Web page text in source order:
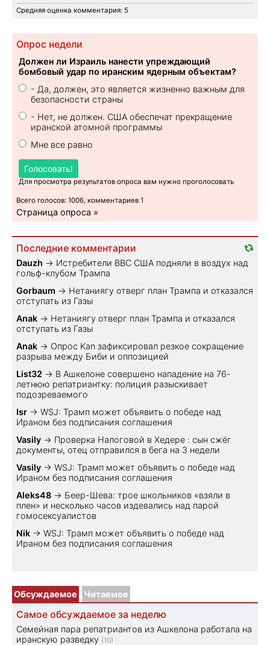
Средняя оценка комментария: 5
Опрос недели
Должен ли Израиль нанести упреждающий
бомбовый удар по иранским ядерным объектам?
- Да, должен, это является жизненно важным для
безопасности страны
- Нет, не должен. США обеспечат прекращение
иранской атомной программы
Мне все равно
Голосовать!
Для просмотра результатов опроса вам нужно проголосовать
Всего голосов: 1006, комментариев 1
Страница опроса »
Последние комментарии
Dauzh → Истребители ВВС США подняли в воздух над
гольф-клубом Трампа
Gorbaum → Нетаниягу отверг план Трампа и отказался
отступать из Газы
Anak → Нетаниягу отверг план Трампа и отказался
отступать из Газы
Anak → Опрос Kan зафиксировал резкое сокращение
разрыва между Биби и оппозицией
List32 → В Ашкелоне совершено нападение на 76-
летнюю репатриантку: полиция разыскивает
подозреваемого
Isr → WSJ: Трамп может объявить о победе над
Ираном без подписания соглашения
Vasily → Проверка Налоговой в Хедере : сын сжёг
документы, отец отправился в бега на 3 недели
Vasily → WSJ: Трамп может объявить о победе над
Ираном без подписания соглашения
Aleks48 → Беер-Шева: трое школьников «взяли в
плен» и несколько часов издевались над парой
гомосексуалистов
Nik → WSJ: Трамп может объявить о победе над
Ираном без подписания соглашения
Обсуждаемое Читаемое
Самое обсуждаемое за неделю
Семейная пара репатриантов из Ашкелона работала на
иранскую разведку (10)